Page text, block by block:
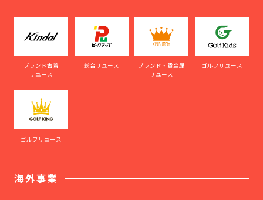
ブランド古着
リユース
総合リユース
ブランド・貴金属
リユース
ゴルフリユース
ゴルフリユース
海外事業